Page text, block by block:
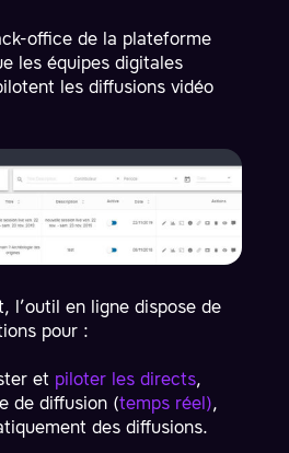
office de la plateforme
les équipes digitales
les diffusions vidéo
l’outil en ligne dispose de
pour :
et piloter les directs,
de diffusion (temps réel),
des diffusions.